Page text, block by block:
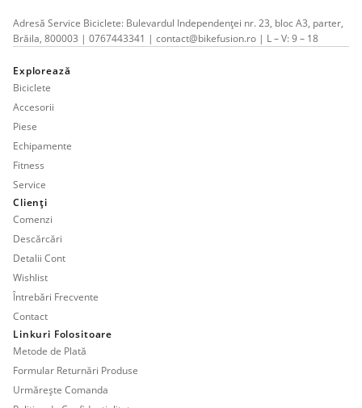
Adresă Service Biciclete: Bulevardul Independenței nr. 23, bloc A3, parter,
Brăila, 800003 | 0767443341 | contact@bikefusion.ro | L – V: 9 – 18
Explorează
Biciclete
Accesorii
Piese
Echipamente
Fitness
Service
Clienți
Comenzi
Descărcări
Detalii Cont
Wishlist
Întrebări Frecvente
Contact
Linkuri Folositoare
Metode de Plată
Formular Returnări Produse
Urmărește Comanda